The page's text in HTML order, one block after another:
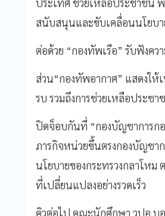
สนับสนุนและขับเคลื่อนนโยบา
ต่อด้วย “กองทัพเรือ” รับฟังค
ส่วน“กองทัพอากาศ” แสดงใ
รบ รวมถึงการช่วยเหลือประช
ปิดจ็อบกันที่ “กองบัญชาการก
ภารกิจหน่วยขึ้นตรงกองบัญชา
นโยบายของกระทรวงกลาโห
ที่เปลี่ยนแปลงอย่างรวดเร็ว
คิวต่อไป คณะนักศึกษา วปอ.บ